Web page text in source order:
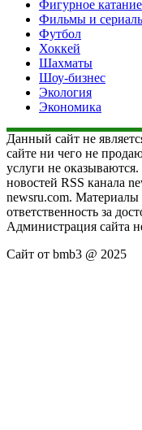
Фигурное катание
Фильмы и
Футбол
Хоккей
Шахматы
Шоу-бизнес
Экология
Экономика
Данный сайт не
сайте ни чего не
услуги не
новостей RSS канала
newsru.com. Материалы
ответственность за
Администрация сайта
Сайт от bmb3 @ 2025